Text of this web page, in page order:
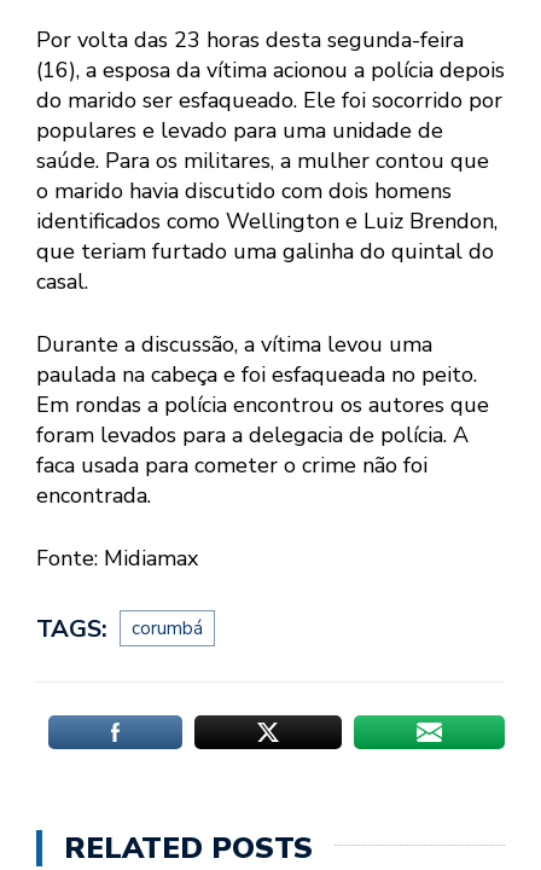
Por volta das 23 horas desta segunda-feira
(16), a esposa da vítima acionou a polícia depois
do marido ser esfaqueado. Ele foi socorrido por
populares e levado para uma unidade de
saúde. Para os militares, a mulher contou que
o marido havia discutido com dois homens
identificados como Wellington e Luiz Brendon,
que teriam furtado uma galinha do quintal do
casal.
Durante a discussão, a vítima levou uma
paulada na cabeça e foi esfaqueada no peito.
Em rondas a polícia encontrou os autores que
foram levados para a delegacia de polícia. A
faca usada para cometer o crime não foi
encontrada.
Fonte: Midiamax
TAGS: corumbá
RELATED POSTS